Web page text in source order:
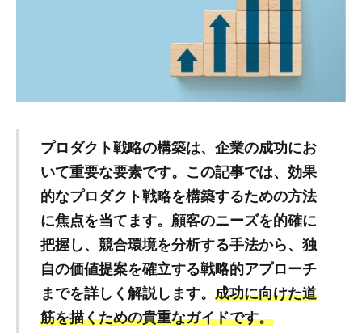
プロダクト戦略の構築は、企業の成功にお
いて重要な要素です。この記事では、効果
的なプロダクト戦略を構築するための方法
に焦点を当てます。顧客のニーズを的確に
把握し、競合環境を分析する手法から、独
自の価値提案を確立する戦略的アプローチ
までを詳しく解説します。 成功に向けた道
筋を描くための貴重なガイドです。